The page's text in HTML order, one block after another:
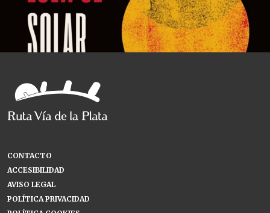
CONTACTO
ACCESIBILIDAD
AVISO LEGAL
POLÍTICA PRIVACIDAD